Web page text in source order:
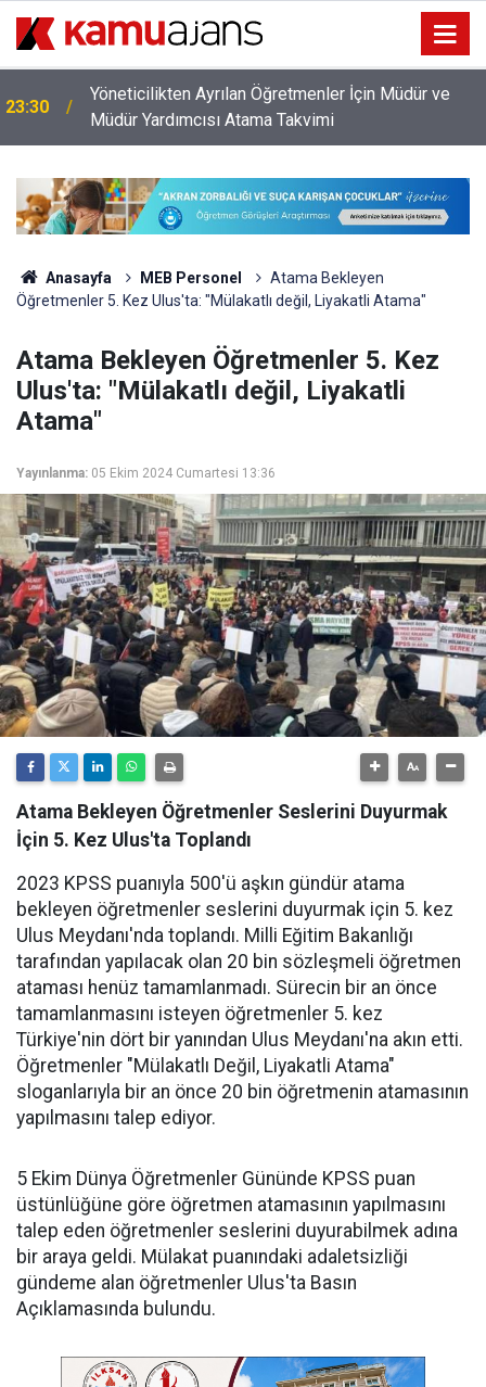
22:02
İl Dışı Özür Grubu Öğretmen Ataması Sonuç Linkleri
Açıklandı
Anasayfa MEB Personel
Atama Bekleyen
Öğretmenler 5. Kez Ulus'ta: "Mülakatlı değil, Liyakatli Atama"
Atama Bekleyen Öğretmenler 5. Kez
Ulus'ta: "Mülakatlı değil, Liyakatli
Atama"
Yayınlanma: 05 Ekim 2024 Cumartesi 13:36
Atama Bekleyen Öğretmenler Seslerini Duyurmak
İçin 5. Kez Ulus'ta Toplandı
2023 KPSS puanıyla 500'ü aşkın gündür atama
bekleyen öğretmenler seslerini duyurmak için 5. kez
Ulus Meydanı'nda toplandı. Milli Eğitim Bakanlığı
tarafından yapılacak olan 20 bin sözleşmeli öğretmen
ataması henüz tamamlanmadı. Sürecin bir an önce
tamamlanmasını isteyen öğretmenler 5. kez
Türkiye'nin dört bir yanından Ulus Meydanı'na akın etti.
Öğretmenler "Mülakatlı Değil, Liyakatli Atama"
sloganlarıyla bir an önce 20 bin öğretmenin atamasının
yapılmasını talep ediyor.
5 Ekim Dünya Öğretmenler Gününde KPSS puan
üstünlüğüne göre öğretmen atamasının yapılmasını
talep eden öğretmenler seslerini duyurabilmek adına
bir araya geldi. Mülakat puanındaki adaletsizliği
gündeme alan öğretmenler Ulus'ta Basın
Açıklamasında bulundu.